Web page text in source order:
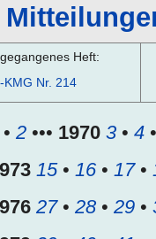
Heft:
KMG Nr. 214
• 2••• 1970 3• 4
15• 16• 17•
27• 28• 29•